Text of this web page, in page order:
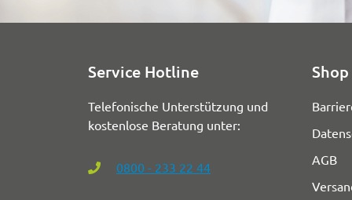
Service Hotline
Telefonische Unterstützung und
kostenlose Beratung unter:
0800 - 233 22 44
AGB